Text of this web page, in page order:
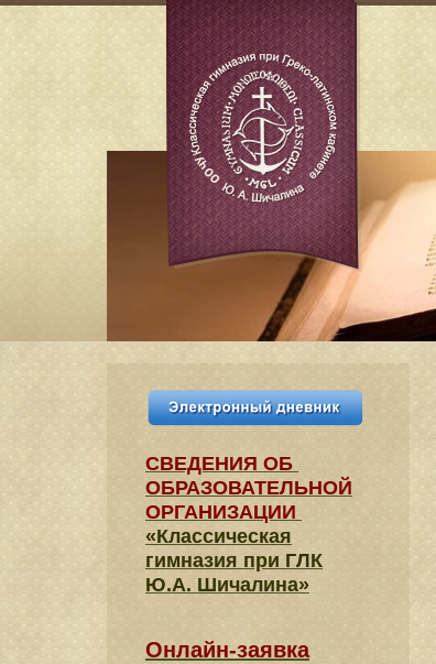
СВЕДЕНИЯ​ ОБ
ОБРАЗОВАТЕЛЬНОЙ
ОРГАНИЗАЦИИ
«Классическая
гимназия при ГЛК
Ю.А. Шичалина»
Онлайн-заявка